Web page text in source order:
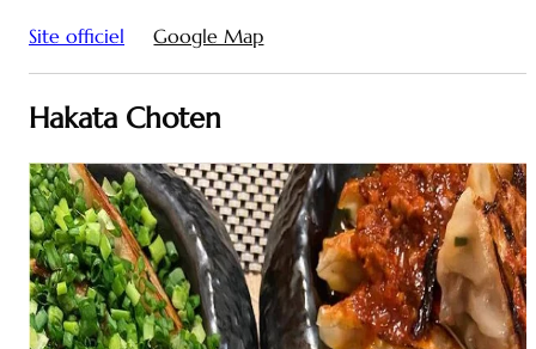
Site officiel Google Map
Hakata Choten